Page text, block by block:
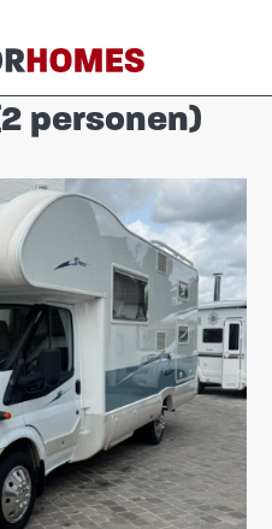
personen)